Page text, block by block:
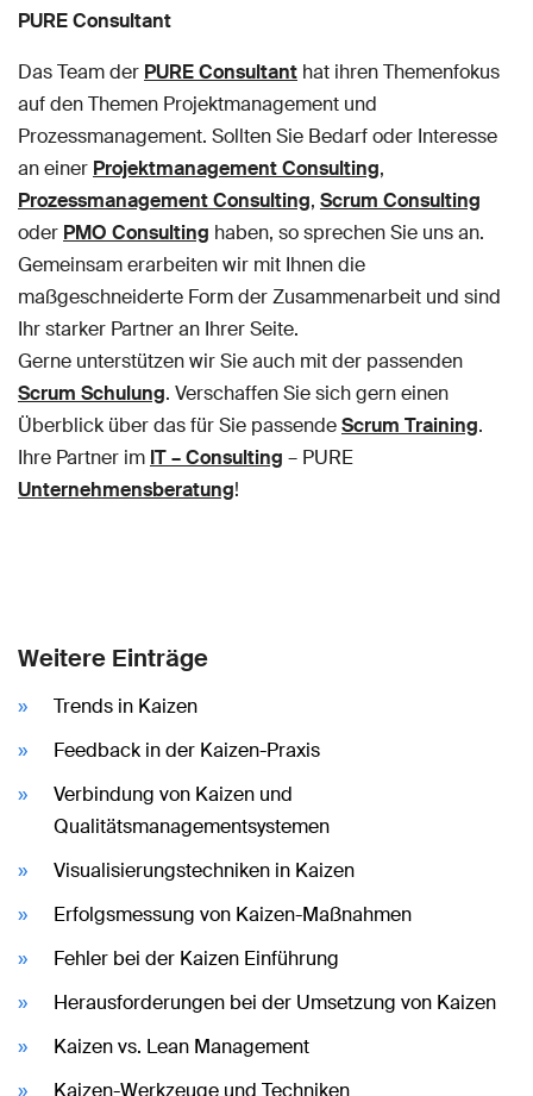
PURE Consultant
Das Team der PURE Consultant hat ihren Themenfokus
auf den Themen Projektmanagement und
Prozessmanagement. Sollten Sie Bedarf oder Interesse
an einer Projektmanagement Consulting,
Prozessmanagement Consulting, Scrum Consulting
oder PMO Consulting haben, so sprechen Sie uns an.
Gemeinsam erarbeiten wir mit Ihnen die
maßgeschneiderte Form der Zusammenarbeit und sind
Ihr starker Partner an Ihrer Seite.
Gerne unterstützen wir Sie auch mit der passenden
Scrum Schulung. Verschaffen Sie sich gern einen
Überblick über das für Sie passendeScrum Training.
Ihre Partner im IT – Consulting – PURE
Unternehmensberatung!
Weitere Einträge
Trends in Kaizen
Feedback in der Kaizen-Praxis
Verbindung von Kaizen und
Qualitätsmanagementsystemen
Visualisierungstechniken in Kaizen
Erfolgsmessung von Kaizen-Maßnahmen
Fehler bei der Kaizen Einführung
Herausforderungen bei der Umsetzung von Kaizen
Kaizen vs. Lean Management